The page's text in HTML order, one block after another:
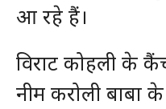
आ रहे हैं।
विराट कोहली के
नीम करोली बाबा